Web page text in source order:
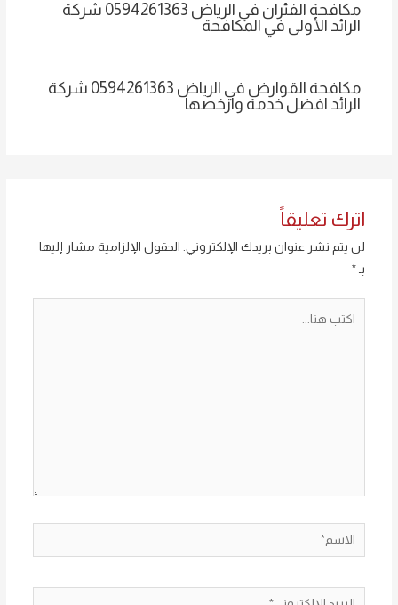
مكافحة الفئران في الرياض 0594261363 شركة
الرائد الأولى في المكافحة
مكافحة القوارض في الرياض 0594261363 شركة
الرائد افضل خدمة وارخصها
اترك تعليقاً
لن يتم نشر عنوان بريدك الإلكتروني. الحقول الإلزامية مشار إليها
بـ *
الاسم*
البريد